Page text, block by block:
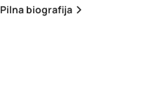
Pilna biografija